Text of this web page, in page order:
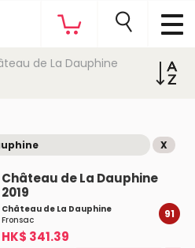
de La Dauphine
X
Château de La Dauphine
2019
Château de La Dauphine
Fronsac
HK$ 341.39
91